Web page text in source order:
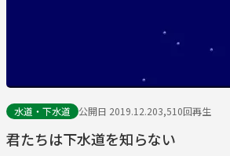
水道・下水道 公開日 2019.12.203,510回再生
君たちは下水道を知らない